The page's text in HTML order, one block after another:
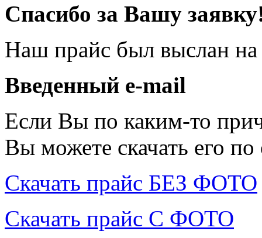
Спасибо за Вашу
Наш прайс был выслан
Введенный e-mail
Если Вы по каким-то
Вы можете скачать его
Скачать прайс БЕЗ ФОТО
Скачать прайс С ФОТО